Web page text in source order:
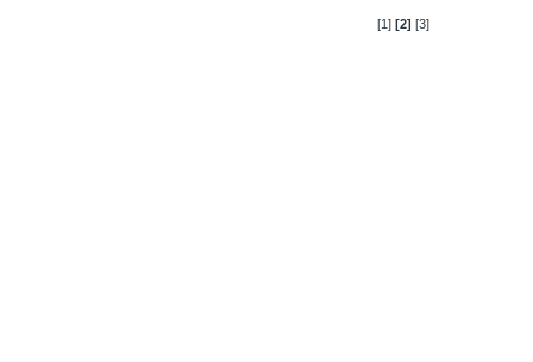
[1] [2] [3]